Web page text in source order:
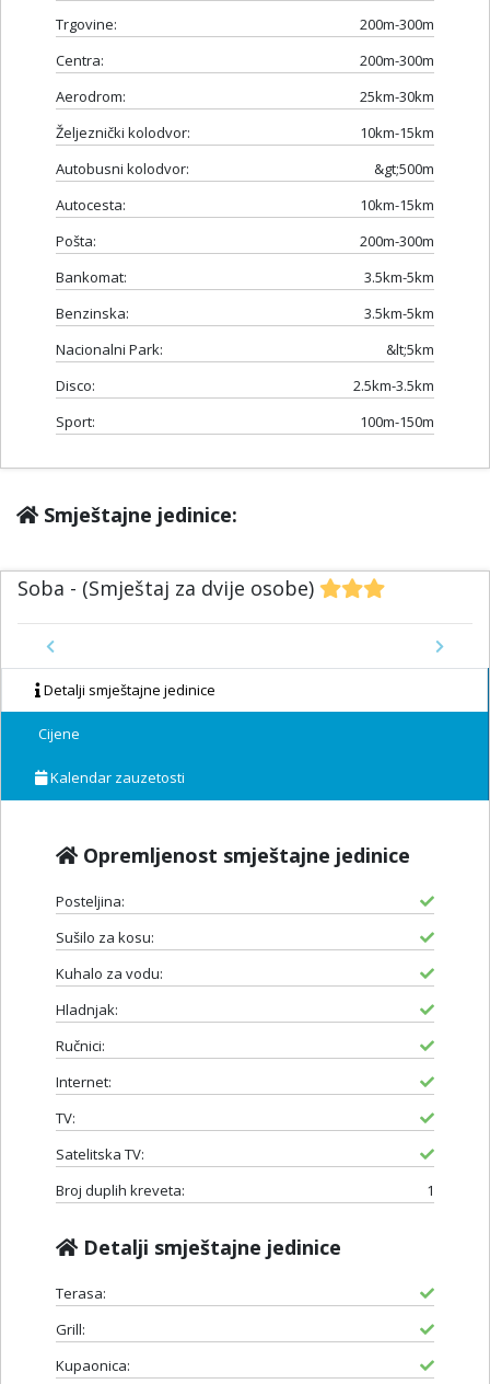
Trgovine:
200m-300m
Centra:
200m-300m
Aerodrom:
25km-30km
Željeznički kolodvor:
10km-15km
Autobusni kolodvor:
&gt;500m
Autocesta:
10km-15km
Pošta:
200m-300m
Bankomat:
3.5km-5km
Benzinska:
3.5km-5km
Nacionalni Park:
&lt;5km
Disco:
2.5km-3.5km
Sport:
100m-150m
Smještajne jedinice:
Soba - (Smještaj za dvije osobe)
Previous
Next
Detalji smještajne jedinice
Cijene
Kalendar zauzetosti
Opremljenost smještajne jedinice
Posteljina:
Sušilo za kosu:
Kuhalo za vodu:
Hladnjak:
Ručnici:
Internet:
TV:
Satelitska TV:
Broj duplih kreveta:
1
Detalji smještajne jedinice
Terasa:
Grill:
Kupaonica: